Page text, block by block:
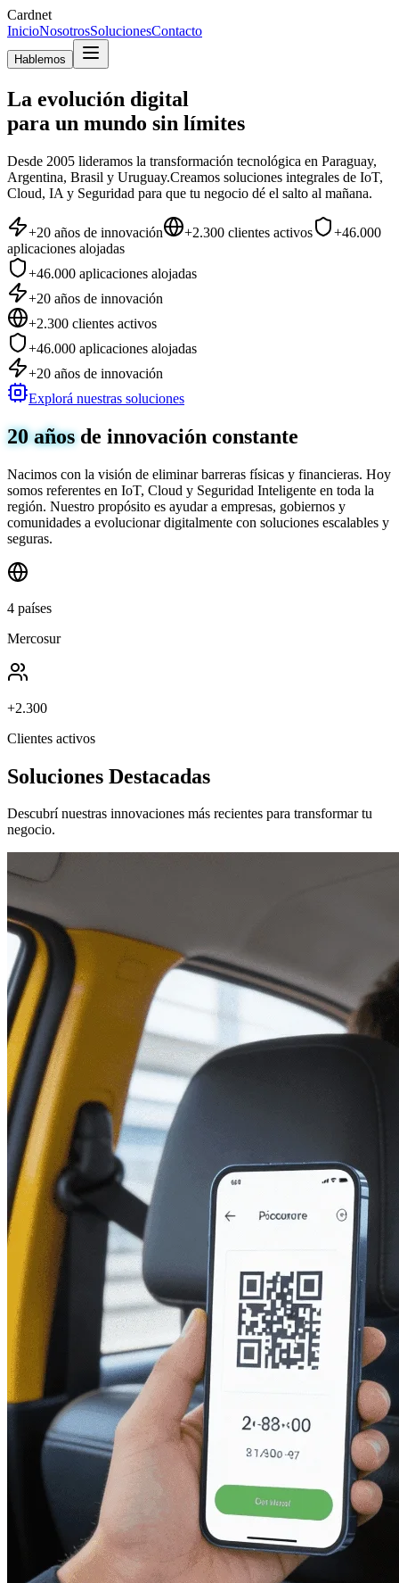
Cardnet
InicioNosotrosSolucionesContacto
Hablemos
La evolución digital
para un mundo sin límites
Desde 2005 lideramos la transformación tecnológica en Paraguay,
Argentina, Brasil y Uruguay.Creamos soluciones integrales de IoT,
Cloud, IA y Seguridad para que tu negocio dé el salto al mañana.
+20 años de innovación +2.300 clientes activos
+46.000
aplicaciones alojadas
+46.000 aplicaciones alojadas
+20 años de innovación
+2.300 clientes activos
+46.000 aplicaciones alojadas
+20 años de innovación
Explorá nuestras soluciones
20 años de innovación constante
Nacimos con la visión de eliminar barreras físicas y financieras. Hoy
somos referentes en IoT, Cloud y Seguridad Inteligente en toda la
región. Nuestro propósito es ayudar a empresas, gobiernos y
comunidades a evolucionar digitalmente con soluciones escalables y
seguras.
4 países
Mercosur
+2.300
Clientes activos
Soluciones Destacadas
Descubrí nuestras innovaciones más recientes para transformar tu
negocio.